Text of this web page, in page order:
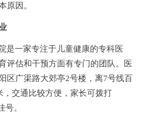
原因。
是一家专注于儿童健康的专科医
评估和干预方面有专门的团队。医
区广渠路大郊亭2号楼，离7号线百
，交通比较方便，家长可拨打
号。